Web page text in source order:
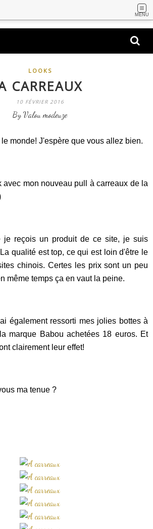
MENU
LOOKS
CARREAUX
10 FÉVRIER 2016
By Valou modeuze
J'espère que vous allez bien.
avec mon nouveau pull à carreaux de la
je reçois un produit de ce site, je suis
qualité est top, ce qui est loin d'être le
chinois. Certes les prix sont un peu
même temps ça en vaut la peine.
également ressorti mes jolies bottes à
marque Babou achetées 18 euros. Et
clairement leur effet!
ma tenue ?